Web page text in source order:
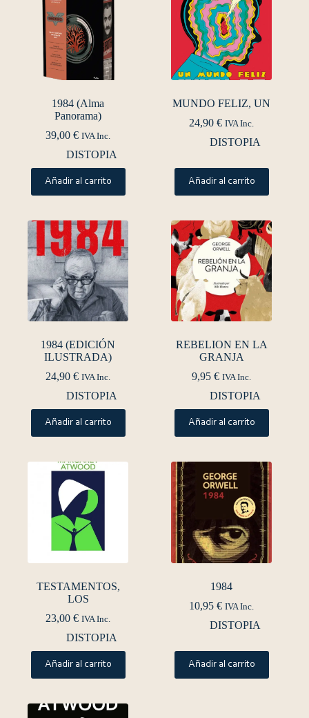
1984 (Alma
Panorama)
39,00€ IVA Inc.
DISTOPIA
Añadir al carrito
MUNDO FELIZ, UN
24,90€ IVA Inc.
DISTOPIA
Añadir al carrito
1984 (EDICIÓN
ILUSTRADA)
24,90€ IVA Inc.
DISTOPIA
Añadir al carrito
REBELION EN LA
GRANJA
9,95€ IVA Inc.
DISTOPIA
Añadir al carrito
TESTAMENTOS,
LOS
23,00€ IVA Inc.
DISTOPIA
Añadir al carrito
1984
10,95€ IVA Inc.
DISTOPIA
Añadir al carrito